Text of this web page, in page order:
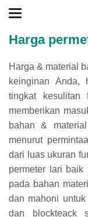
Harga
Harga & material
keinginan Anda,
tingkat kesulitan
memberikan
bahan &
menurut
dari luas ukuran
permeter lari baik
pada bahan
dan mahoni
dan blockteack